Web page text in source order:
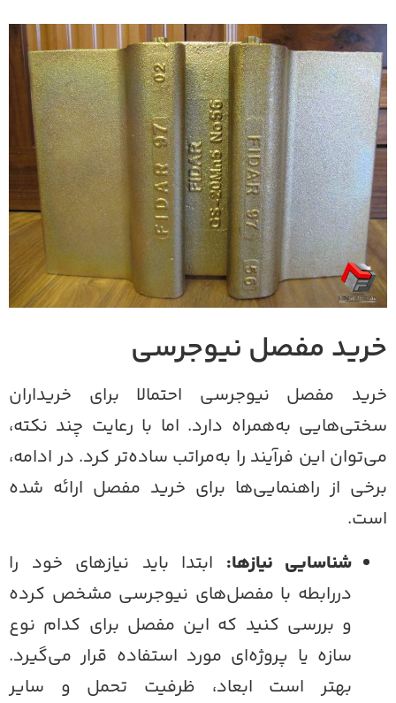
مفصل نیوجرسی
مفصل نیوجرسی احتمالا برای خریداران
به‌همراه دارد. اما با رعایت چند نکته،
این فرآیند را به‌مراتب ساده‌تر کرد. در ادامه،
از راهنمایی‌ها برای خرید مفصل ارائه ‌شده
شناسایی نیاز‌ها:ابتدا باید نیاز‌های خود را
دررابطه‌ با مفصل‌های نیوجرسی مشخص کرده
و بررسی کنید که این مفصل برای کدام نوع
سازه یا پروژه‌ای مورد استفاده قرار می‌گیرد.
بهتر است ابعاد، ظرفیت تحمل و سایر